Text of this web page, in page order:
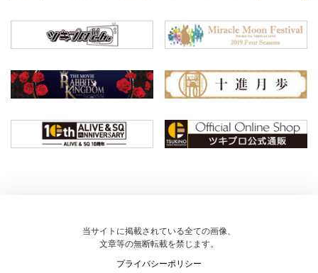
当サイトに掲載されている全ての画像、
文章等の無断転載を禁じます。
プライバシーポリシー